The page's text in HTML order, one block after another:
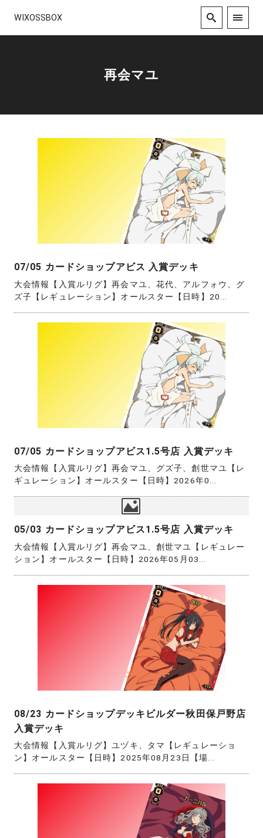
WIXOSSBOX
再会マユ
07/05 カードショップアビス 入賞デッキ
大会情報【入賞ルリグ】再会マユ、花代、アルフォウ、グ
ズ子【レギュレーション】オールスター【日時】20...
07/05 カードショップアビス1.5号店 入賞デッキ
大会情報【入賞ルリグ】再会マユ、グズ子、創世マユ【レ
ギュレーション】オールスター【日時】2026年0...
05/03 カードショップアビス1.5号店 入賞デッキ
大会情報【入賞ルリグ】再会マユ、創世マユ【レギュレー
ション】オールスター【日時】2026年05月03...
08/23 カードショップデッキビルダー秋田保戸野店
入賞デッキ
大会情報【入賞ルリグ】ユヅキ、タマ【レギュレーショ
ン】オールスター【日時】2025年08月23日【場...